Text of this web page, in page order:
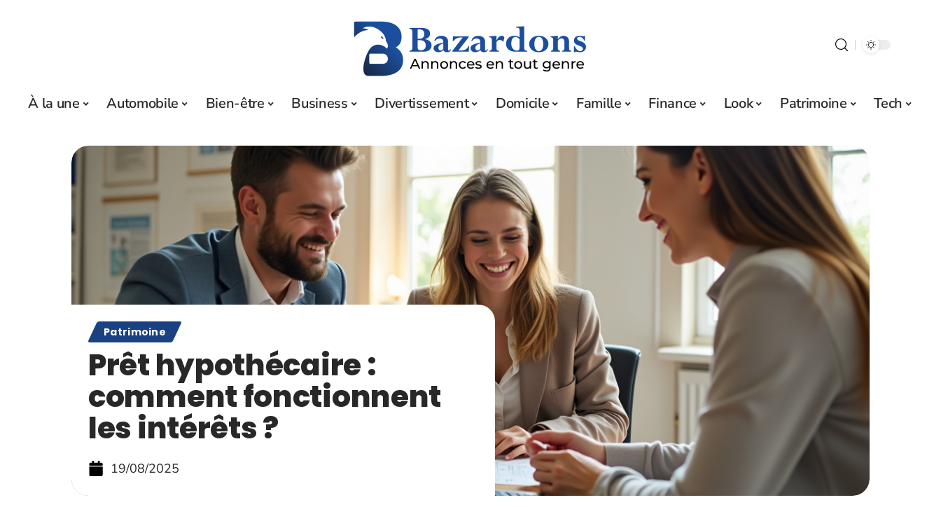
À la une Automobile Bien-être Business Divertissement Domicile Famille Finance Look Patrimoine Tech
Patrimoine
Prêt hypothécaire :
comment fonctionnent
les intérêts ?
19/08/2025